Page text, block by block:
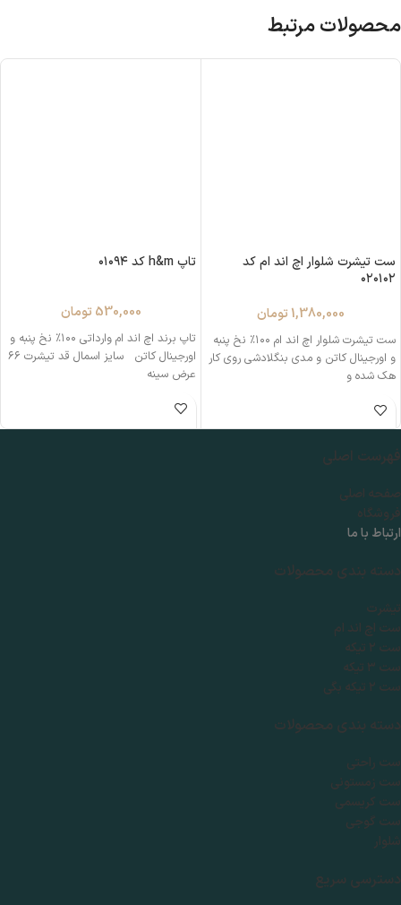
محصولات مرتبط
ست تیشرت شلوار اچ اند ام کد
۰۲۰۱۰۲
1,380,000 تومان
ست تیشرت شلوار اچ اند ام ۱۰۰٪ نخ پنبه
و اورجینال کاتن و مدی بنگلادشی روی کار
هک‌ شده و
تاپ h&m کد ۰۱۰۹۴
530,000 تومان
تاپ برند اچ اند ام وارداتی ۱۰۰٪ نخ پنبه و
اورجینال کاتن سایز اسمال قد تیشرت ۶۶
عرض سینه
فهرست اصلی
صفحه اصلی
فروشگاه
ارتباط با ما
دسته بندی محصولات
تیشرت
ست اچ اند ام
ست ۲ تیکه
ست ۳ تیکه
ست ۲ تیکه بگی
دسته بندی محصولات
ست راحتی
ست زمستونی
ست کریسمی
ست گوجی
شلوار
دسترسی سریع